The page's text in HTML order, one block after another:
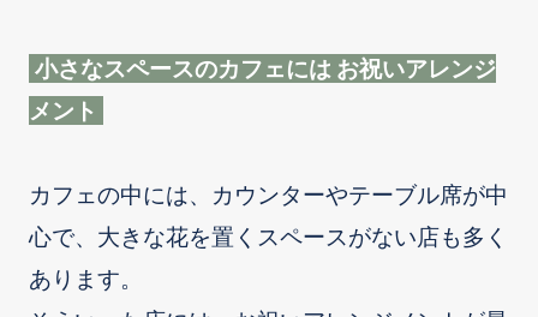
小さなスペースのカフェには お祝いアレンジ
メント
カフェの中には、カウンターやテーブル席が中
心で、大きな花を置くスペースがない店も多く
あります。